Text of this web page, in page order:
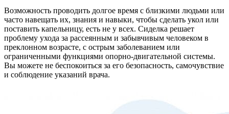
Возможность проводить долгое время с близкими людьми или
часто навещать их, знания и навыки, чтобы сделать укол или
поставить капельницу, есть не у всех. Сиделка решает
проблему ухода за рассеянным и забывчивым человеком в
преклонном возрасте, с острым заболеванием или
ограниченными функциями опорно-двигательной системы.
Вы можете не беспокоиться за его безопасность, самочувствие
и соблюдение указаний врача.